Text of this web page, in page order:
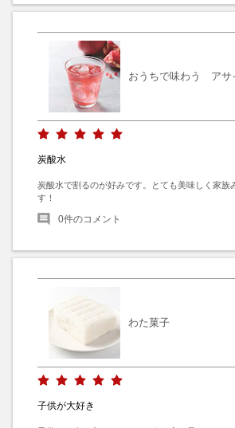
おうちで味わう アサ
炭酸水
炭酸水で割るのが好みです。とても美味しく家族
す！
0件のコメント
わた菓子
子供が大好き